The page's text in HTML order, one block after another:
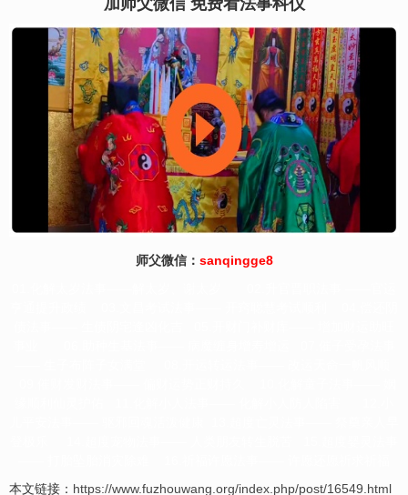
加师父微信 免费看法事科仪
师父微信： sanqingge8
本文链接： https://www.fuzhouwang.org/index.php/post/16549.html